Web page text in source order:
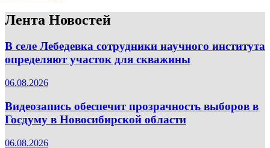
Лента Новостей
В селе Лебедевка сотрудники научного института
определяют участок для скважины
06.08.2026
Видеозапись обеспечит прозрачность выборов в
Госдуму в Новосибирской области
06.08.2026